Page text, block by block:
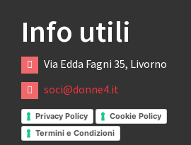
Info utili
Via Edda Fagni 35, Livorno
soci@donne4.it
Privacy Policy
Cookie Policy
Termini e Condizioni